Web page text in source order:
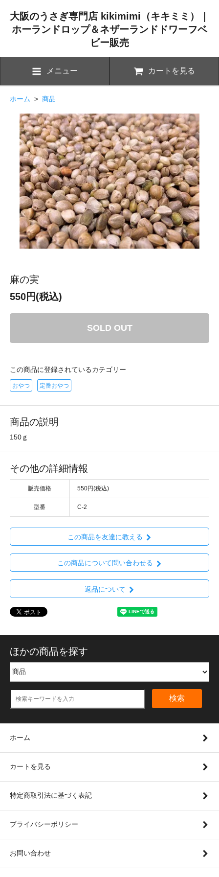
大阪のうさぎ専門店 kikimimi（キキミミ）｜
ホーランドロップ＆ネザーランドドワーフベ
ビー販売
メニュー カートを見る
ホーム > 商品
麻の実
550円(税込)
SOLD OUT
この商品に登録されているカテゴリー
おやつ 定番おやつ
商品の説明
150ｇ
その他の詳細情報
販売価格 550円(税込)
型番 C-2
この商品を友達に教える
この商品について問い合わせる
返品について
ほかの商品を探す
検索
ホーム
カートを見る
特定商取引法に基づく表記
プライバシーポリシー
お問い合わせ